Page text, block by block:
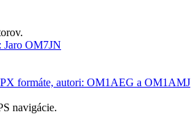
Jaro OM7JN
formáte, autori: OM1AEG a OM1AMJ
navigácie.